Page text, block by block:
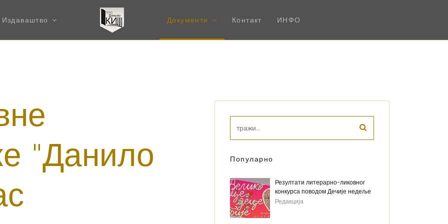
Издаваштво Документи Контакт ИНФО
"Данило
Популарно
Резултати литерарно-ликовног
конкурса поводом Дечије недеље
Редакција